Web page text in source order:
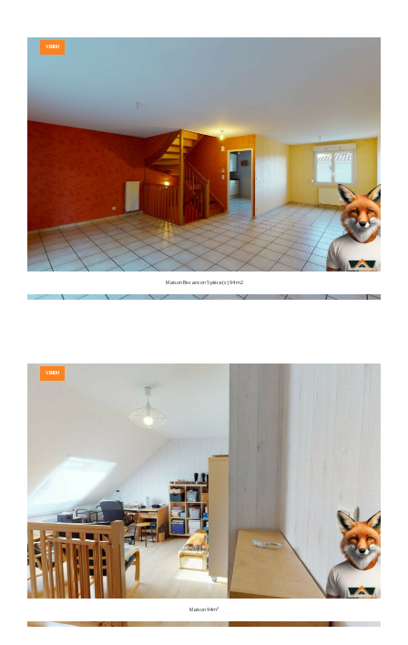
VENDU
Maison Besancon 5 pièce(s) 94 m2
VENDU
Maison 94m²